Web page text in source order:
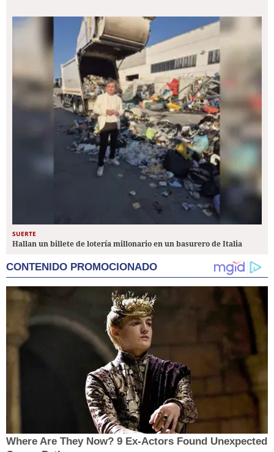
SUERTE
Hallan un billete de lotería millonario en un basurero de Italia
CONTENIDO PROMOCIONADO
Where Are They Now? 9 Ex-Actors Found Unexpected